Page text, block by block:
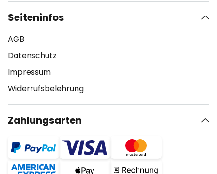
Seiteninfos
AGB
Datenschutz
Impressum
Widerrufsbelehrung
Zahlungsarten